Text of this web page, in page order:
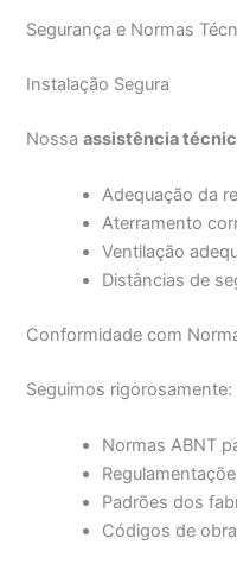
Segurança e Normas
Instalação Segura
Nossaassistência
Adequação da
Aterramento
Ventilação
Distâncias de
Conformidade com
Seguimos rigorosamente:
Normas ABNT
Padrões dos
Códigos de